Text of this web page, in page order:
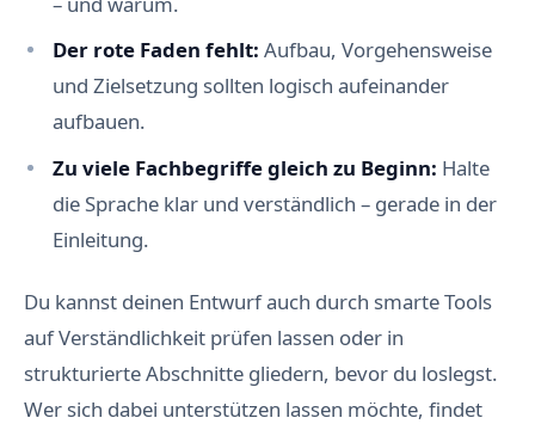
Der rote Faden fehlt: Aufbau, Vorgehensweise
und Zielsetzung sollten logisch aufeinander
aufbauen.
Zu viele Fachbegriffe gleich zu Beginn: Halte
die Sprache klar und verständlich – gerade in der
Einleitung.
Du kannst deinen Entwurf auch durch smarte Tools
auf Verständlichkeit prüfen lassen oder in
strukturierte Abschnitte gliedern, bevor du loslegst.
Wer sich dabei unterstützen lassen möchte, findet